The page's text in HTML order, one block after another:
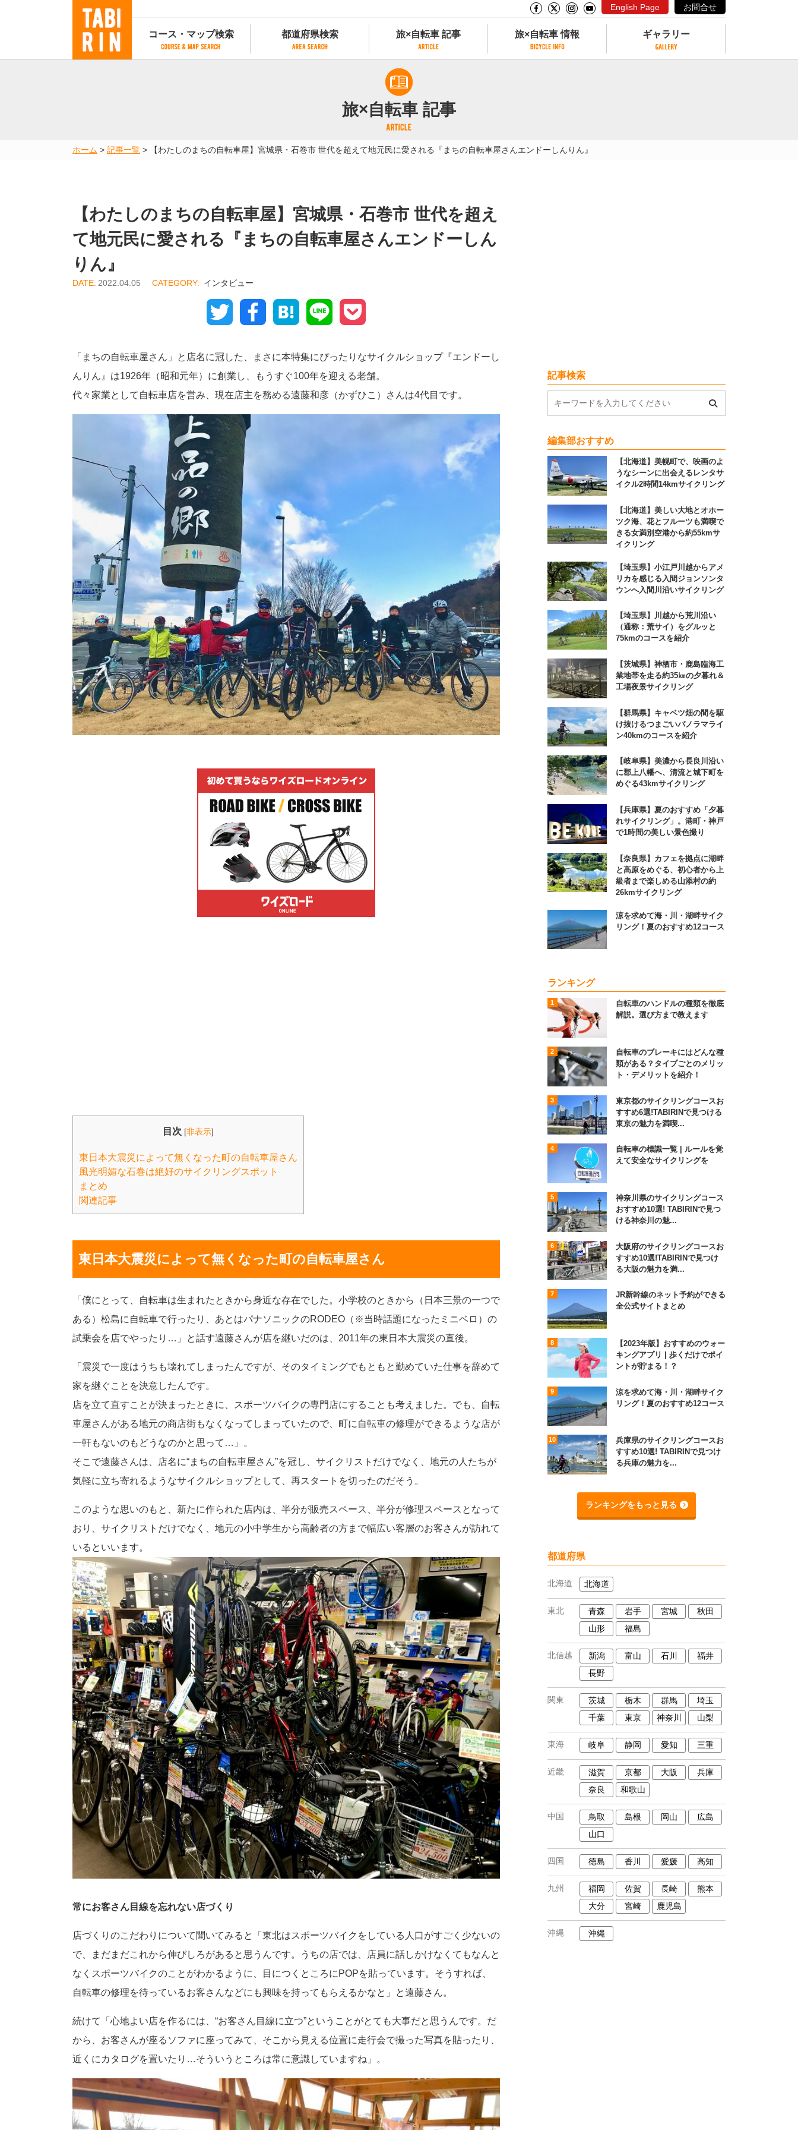
English Page お問合せ
コース・マップ検索
地図から検索
都道府県検索
都道府県別サイクリング情報
都道府県アクセスランキング
旅×自転車 記事
旅×自転車 記事
記事一覧
カテゴリから探す
タグから探す
旅×自転車 情報
サイクリストにやさしい宿
サイクルトレイン
予約ができるレンタサイクル
子供用自転車があるレンタサイクル
タンデム自転車があるレンタサイクル
鉄道駅に近いレンタサイクル
サイクルターミナル
ギャラリー
旅×自転車 記事
ホーム > 記事一覧 > 【わたしのまちの自転車屋】宮城県・石巻市 世代を超えて地元民に愛される『まちの自転車屋さんエンドーしんりん』
【わたしのまちの自転車屋】宮城県・石巻市 世代を超え
て地元民に愛される『まちの自転車屋さんエンドーしん
りん』
2022.04.05 インタビュー
Twitter FacebookHatena Line
「まちの自転車屋さん」と店名に冠した、まさに本特集にぴったりなサイクルショップ『エンドーし
んりん』は1926年（昭和元年）に創業し、もうすぐ100年を迎える老舗。
代々家業として自転車店を営み、現在店主を務める遠藤和彦（かずひこ）さんは4代目です。
目次 [非表示]
東日本大震災によって無くなった町の自転車屋さん
風光明媚な石巻は絶好のサイクリングスポット
まとめ
関連記事
東日本大震災によって無くなった町の自転車屋さん
「僕にとって、自転車は生まれたときから身近な存在でした。小学校のときから（日本三景の一つで
ある）松島に自転車で行ったり、あとはパナソニックのRODEO（※当時話題になったミニベロ）の
試乗会を店でやったり…」と話す遠藤さんが店を継いだのは、2011年の東日本大震災の直後。
「震災で一度はうちも壊れてしまったんですが、そのタイミングでもともと勤めていた仕事を辞めて
家を継ぐことを決意したんです。
店を立て直すことが決まったときに、スポーツバイクの専門店にすることも考えました。でも、自転
車屋さんがある地元の商店街もなくなってしまっていたので、町に自転車の修理ができるような店が
一軒もないのもどうなのかと思って…」。
そこで遠藤さんは、店名に“まちの自転車屋さん”を冠し、サイクリストだけでなく、地元の人たちが
気軽に立ち寄れるようなサイクルショップとして、再スタートを切ったのだそう。
このような思いのもと、新たに作られた店内は、半分が販売スペース、半分が修理スペースとなって
おり、サイクリストだけでなく、地元の小中学生から高齢者の方まで幅広い客層のお客さんが訪れて
いるといいます。
常にお客さん目線を忘れない店づくり
店づくりのこだわりについて聞いてみると「東北はスポーツバイクをしている人口がすごく少ないの
で、まだまだこれから伸びしろがあると思うんです。うちの店では、店員に話しかけなくてもなんと
なくスポーツバイクのことがわかるように、目につくところにPOPを貼っています。そうすれば、
自転車の修理を待っているお客さんなどにも興味を持ってもらえるかなと」と遠藤さん。
続けて「心地よい店を作るには、“お客さん目線に立つ”ということがとても大事だと思うんです。だ
から、お客さんが座るソファに座ってみて、そこから見える位置に走行会で撮った写真を貼ったり、
近くにカタログを置いたり…そういうところは常に意識していますね」。
記事検索
編集部おすすめ
【北海道】美幌町で、映画のよ
うなシーンに出会えるレンタサ
イクル2時間14kmサイクリング
【北海道】美しい大地とオホー
ツク海、花とフルーツも満喫で
きる女満別空港から約55kmサ
イクリング
【埼玉県】小江戸川越からアメ
リカを感じる入間ジョンソンタ
ウンへ入間川沿いサイクリング
【埼玉県】川越から荒川沿い
（通称：荒サイ）をグルッと
75kmのコースを紹介
【茨城県】神栖市・鹿島臨海工
業地帯を走る約35㎞の夕暮れ＆
工場夜景サイクリング
【群馬県】キャベツ畑の間を駆
け抜けるつまごいパノラマライ
ン40kmのコースを紹介
【岐阜県】美濃から長良川沿い
に郡上八幡へ、清流と城下町を
めぐる43kmサイクリング
【兵庫県】夏のおすすめ「夕暮
れサイクリング」。港町・神戸
で1時間の美しい景色撮り
【奈良県】カフェを拠点に湖畔
と高原をめぐる、初心者から上
級者まで楽しめる山添村の約
26kmサイクリング
涼を求めて海・川・湖畔サイク
リング！夏のおすすめ12コース
ランキング
自転車のハンドルの種類を徹底
解説。選び方まで教えます
自転車のブレーキにはどんな種
類がある？タイプごとのメリッ
ト・デメリットを紹介！
東京都のサイクリングコースお
すすめ6選!TABIRINで見つける
東京の魅力を満喫...
自転車の標識一覧 | ルールを覚
えて安全なサイクリングを
神奈川県のサイクリングコース
おすすめ10選! TABIRINで見つ
ける神奈川の魅...
大阪府のサイクリングコースお
すすめ10選!TABIRINで見つけ
る大阪の魅力を満...
JR新幹線のネット予約ができる
全公式サイトまとめ
【2023年版】おすすめのウォー
キングアプリ | 歩くだけでポイ
ントが貯まる！？
涼を求めて海・川・湖畔サイク
リング！夏のおすすめ12コース
兵庫県のサイクリングコースお
すすめ10選! TABIRINで見つけ
る兵庫の魅力を...
ランキングをもっと見る
都道府県
北海道 北海道
東北 青森 岩手 宮城
秋田
山形
福島
北信越 新潟 富山 石川
福井
長野
関東 茨城 栃木 群馬
埼玉
千葉
東京 神奈川 山梨
東海 岐阜 静岡 愛知 三重
近畿 滋賀 京都 大阪
兵庫
奈良
和歌山
中国 鳥取 島根 岡山
広島
山口
四国 徳島 香川 愛媛 高知
九州 福岡 佐賀 長崎
熊本
大分
宮崎 鹿児島
沖縄 沖縄